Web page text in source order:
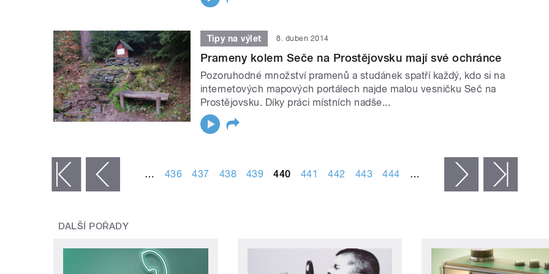
Tipy na výlet 8. duben 2014
Prameny kolem Seče na Prostějovsku mají své ochránce
Pozoruhodné množství pramenů a studánek spatří každý, kdo si na
internetových mapových portálech najde malou vesničku Seč na
Prostějovsku. Díky práci místních nadše...
‹ předchozí … 436 437 438 439 440 441 442 443 444 … následující ›
DALŠÍ POŘADY